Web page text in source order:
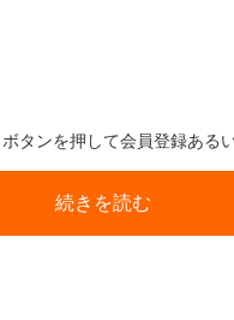
タンを押して会員登録ある
続きを読む